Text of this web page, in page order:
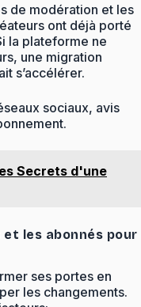
de modération et les
ont déjà porté
la plateforme ne
une migration
s’accélérer.
sociaux, avis
Secrets d'une
les abonnés pour
ses portes en
les changements.